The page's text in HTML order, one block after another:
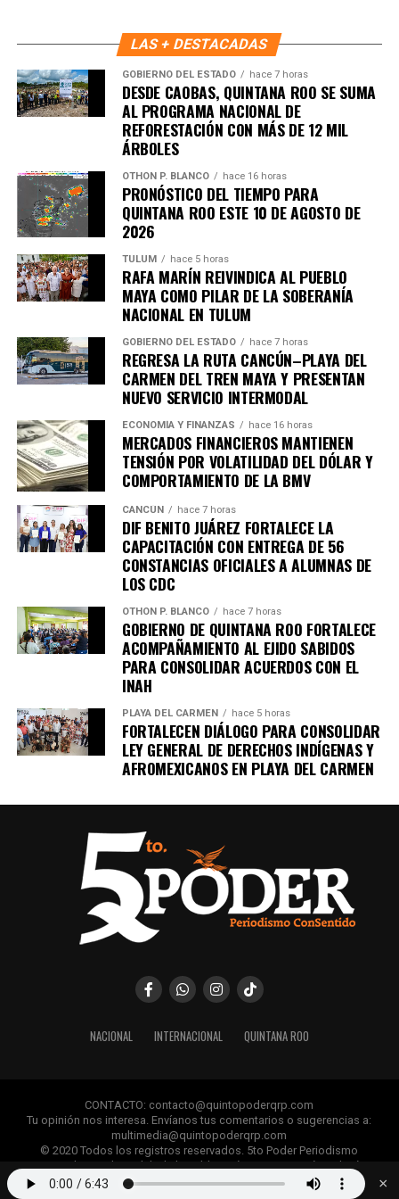
quintanarroenses como a visitantes.
Fuente: 5to Poder Agencia de Noticias
Recibe las noticias al instante
Únete al canal oficial de WhatsApp de
Quinto Poder
importantes de Quintana Roo directamente
en tu teléfono.
Unirme al canal de WhatsApp
LAS + DESTACADAS
GOBIERNO DEL ESTADO hace 7 horas
DESDE CAOBAS, QUINTANA ROO SE SUMA
AL PROGRAMA NACIONAL DE
REFORESTACIÓN CON MÁS DE 12 MIL
ÁRBOLES
OTHON P. BLANCO hace 16 horas
PRONÓSTICO DEL TIEMPO PARA
QUINTANA ROO ESTE 10 DE AGOSTO DE
2026
TULUM hace 5 horas
RAFA MARÍN REIVINDICA AL PUEBLO
MAYA COMO PILAR DE LA SOBERANÍA
NACIONAL EN TULUM
GOBIERNO DEL ESTADO hace 7 horas
REGRESA LA RUTA CANCÚN–PLAYA DEL
CARMEN DEL TREN MAYA Y PRESENTAN
NUEVO SERVICIO INTERMODAL
ECONOMÍA Y FINANZAS hace 16 horas
MERCADOS FINANCIEROS MANTIENEN
TENSIÓN POR VOLATILIDAD DEL DÓLAR Y
COMPORTAMIENTO DE LA BMV
CANCÚN hace 7 horas
DIF BENITO JUÁREZ FORTALECE LA
CAPACITACIÓN CON ENTREGA DE 56
CONSTANCIAS OFICIALES A ALUMNAS DE
LOS CDC
OTHON P. BLANCO hace 7 horas
GOBIERNO DE QUINTANA ROO FORTALECE
ACOMPAÑAMIENTO AL EJIDO SABIDOS
PARA CONSOLIDAR ACUERDOS CON EL
INAH
PLAYA DEL CARMEN hace 5 horas
FORTALECEN DIÁLOGO PARA CONSOLIDAR
LEY GENERAL DE DERECHOS INDÍGENAS Y
AFROMEXICANOS EN PLAYA DEL CARMEN
NACIONAL INTERNACIONAL QUINTANA ROO
CONTACTO: contacto@quintopoderqrp.com
Tu opinión nos interesa. Envíanos tus comentarios o sugerencias a:
multimedia@quintopoderqrp.com
© 2020 Todos los registros reservados. 5to Poder Periodismo
ConSentido Queda prohibida la publicación, retransmisión, edición y
cualquier uso de los contenidos sin permiso previo.
×